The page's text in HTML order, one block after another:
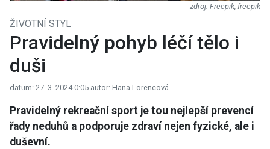
Freepik, freepik
ŽIVOTNÍ STYL
Pravidelný pohyb léčí tělo i
duši
datum: 27. 3. 2024 0:05 autor: Hana Lorencová
Pravidelný rekreační sport je tou nejlepší prevencí
řady neduhů a podporuje zdraví nejen fyzické, ale i
duševní.